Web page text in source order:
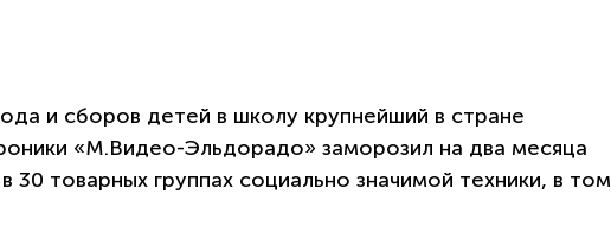
и сборов детей в школу крупнейший в стране
«М.Видео-Эльдорадо» заморозил на два месяца
товарных группах социально значимой техники, в том